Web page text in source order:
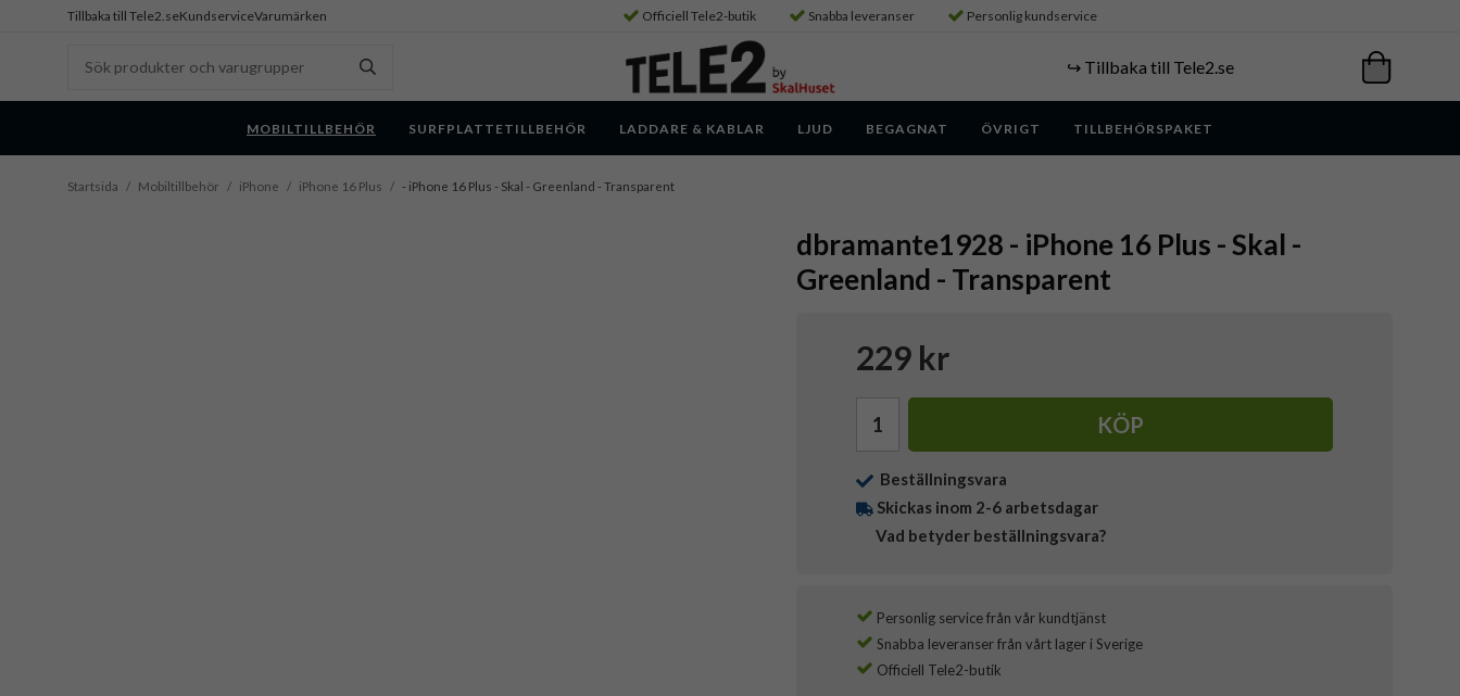
Tillbaka till Tele2.seKundserviceVarumärken Officiell Tele2-butik Snabba leveranser Personlig kundservice
↪️ Tillbaka till Tele2.se
MOBILTILLBEHÖR SURFPLATTETILLBEHÖR LADDARE & KABLAR LJUD BEGAGNAT ÖVRIGT TILLBEHÖRSPAKET
Startsida / Mobiltillbehör / iPhone / iPhone 16 Plus / - iPhone 16 Plus - Skal - Greenland - Transparent
dbramante1928 - iPhone 16 Plus - Skal -
Greenland - Transparent
229 kr
KÖP
Beställningsvara
Skickas inom 2-6 arbetsdagar
Vad betyder beställningsvara?
Personlig service från vår kundtjänst
Snabba leveranser från vårt lager i Sverige
Officiell Tele2-butik